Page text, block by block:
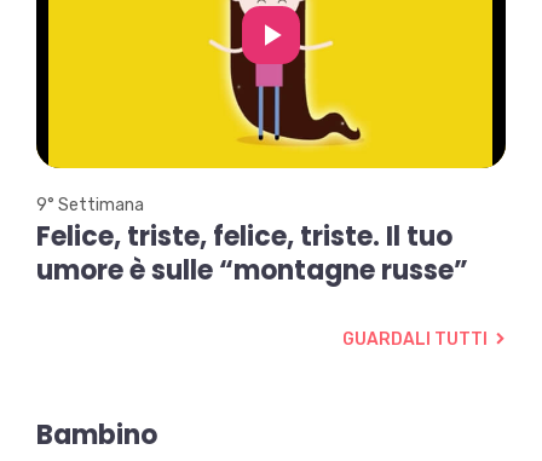
Play
Video
9° Settimana
Felice, triste, felice, triste. Il tuo
umoreèsulle “montagne russe”
GUARDALI TUTTI
Bambino